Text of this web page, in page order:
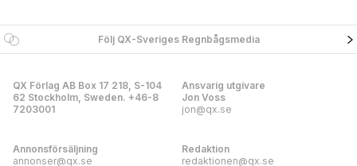
Följ QX-Sveriges Regnbågsmedia
QX Förlag AB Box 17 218, S-104
62 Stockholm, Sweden. +46-8
7203001
Ansvarig utgivare
Jon Voss
jon@qx.se
Annonsförsäljning
annonser@qx.se
Redaktion
redaktionen@qx.se